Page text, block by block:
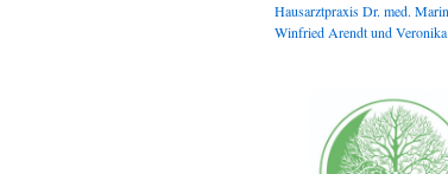
Hausarztpraxis Dr. med.
Winfried Arendt und